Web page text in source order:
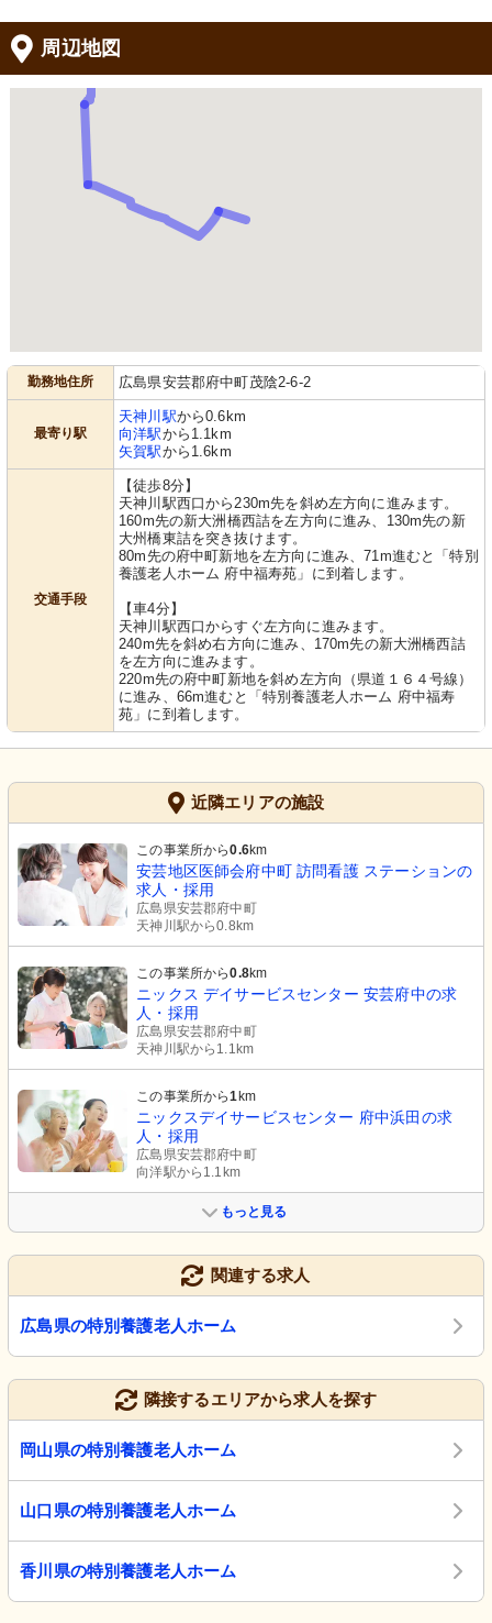
周辺地図
勤務地住所 広島県安芸郡府中町茂陰2-6-2
最寄り駅
天神川駅から0.6km
向洋駅から1.1km
矢賀駅から1.6km
交通手段
【徒歩8分】
天神川駅西口から230m先を斜め左方向に進みます。
160m先の新大洲橋西詰を左方向に進み、130m先の新
大州橋東詰を突き抜けます。
80m先の府中町新地を左方向に進み、71m進むと「特別
養護老人ホーム 府中福寿苑」に到着します。
【車4分】
天神川駅西口からすぐ左方向に進みます。
240m先を斜め右方向に進み、170m先の新大洲橋西詰
を左方向に進みます。
220m先の府中町新地を斜め左方向（県道１６４号線）
に進み、66m進むと「特別養護老人ホーム 府中福寿
苑」に到着します。
近隣エリアの施設
この事業所から0.6km
安芸地区医師会府中町 訪問看護 ステーションの
求人・採用
広島県安芸郡府中町
天神川駅から0.8km
この事業所から0.8km
ニックス デイサービスセンター 安芸府中の求
人・採用
広島県安芸郡府中町
天神川駅から1.1km
この事業所から1km
ニックスデイサービスセンター 府中浜田の求
人・採用
広島県安芸郡府中町
向洋駅から1.1km
もっと見る
関連する求人
広島県の特別養護老人ホーム
隣接するエリアから求人を探す
岡山県の特別養護老人ホーム
山口県の特別養護老人ホーム
香川県の特別養護老人ホーム